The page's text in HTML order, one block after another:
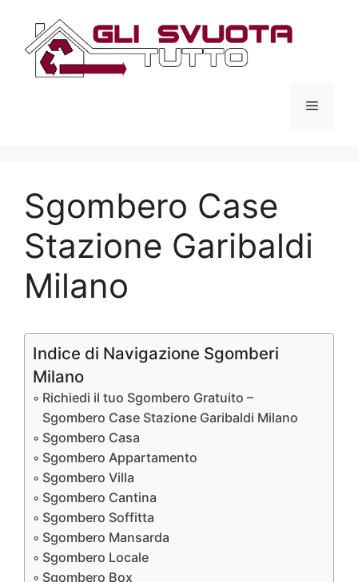
contenuto
Menu
Sgombero Case
Stazione Garibaldi
Milano
Indice di Navigazione Sgomberi
Milano
Richiedi il tuo Sgombero Gratuito –
Sgombero Case Stazione Garibaldi Milano
Sgombero Casa
Sgombero Appartamento
Sgombero Villa
Sgombero Cantina
Sgombero Soffitta
Sgombero Mansarda
Sgombero Locale
Sgombero Box